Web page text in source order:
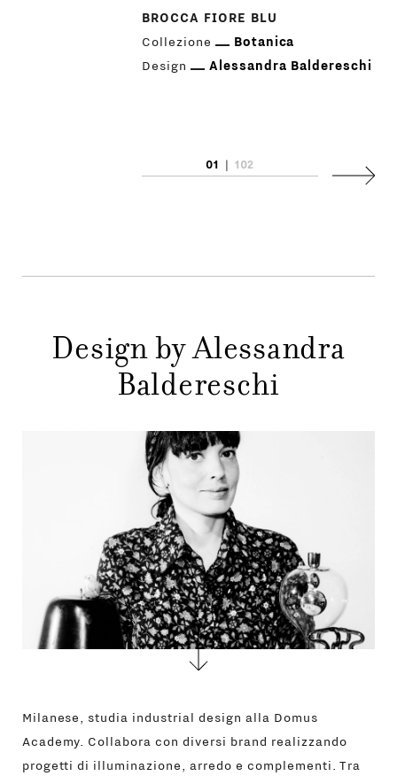
PRINCIPALE
AZIENDA
STORE
GIFT
BROCCA FIORE BLU
Collezione
Botanica
Design
Alessandra Baldereschi
01 | 102
Design by Alessandra
Baldereschi
Milanese, studia industrial design alla Domus
Academy. Collabora con diversi brand realizzando
progetti di illuminazione, arredo e complementi. Tra